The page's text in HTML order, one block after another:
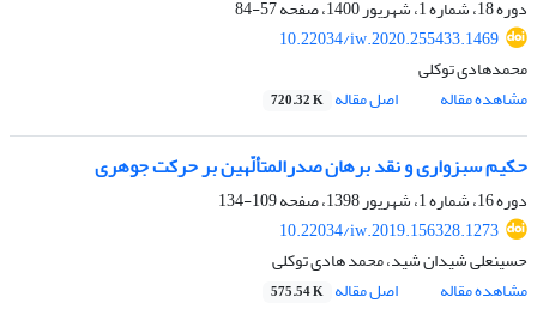
دوره 18، شماره 1، شهریور 1400، صفحه
57-84
10.22034/iw.2020.255433.1469
محمدهادی توکلی
مشاهده مقاله
اصل مقاله 720.32 K
حکیم سبزواری و نقد برهان صدرالمتألّهین بر حرکت جوهری
دوره 16، شماره 1، شهریور 1398، صفحه
109-134
10.22034/iw.2019.156328.1273
حسینعلی شیدان شید، محمد هادی توکلی
مشاهده مقاله
اصل مقاله 575.54 K